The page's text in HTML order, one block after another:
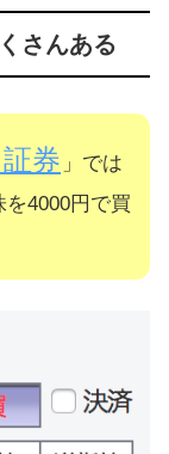
さんある
券 」では
4000円で買